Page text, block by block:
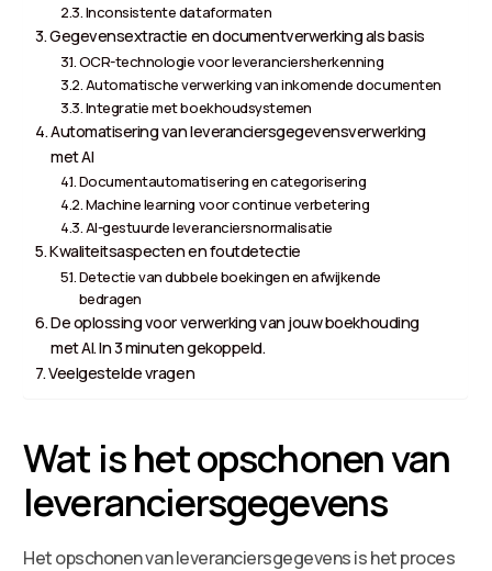
Inconsistente dataformaten
Gegevensextractie en documentverwerking als basis
OCR-technologie voor leveranciersherkenning
Automatische verwerking van inkomende documenten
Integratie met boekhoudsystemen
Automatisering van leveranciersgegevensverwerking
met AI
Documentautomatisering en categorisering
Machine learning voor continue verbetering
AI-gestuurde leveranciersnormalisatie
Kwaliteitsaspecten en foutdetectie
Detectie van dubbele boekingen en afwijkende
bedragen
De oplossing voor verwerking van jouw boekhouding
met AI. In 3 minuten gekoppeld.
Veelgestelde vragen
Wat is het opschonen van
leveranciersgegevens
Het opschonen van leveranciersgegevens is het proces